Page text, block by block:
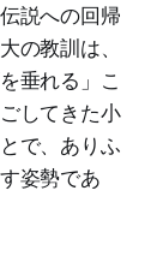
説への回帰
の教訓は、
垂れる」こ
してきた小
で、ありふ
姿勢であ